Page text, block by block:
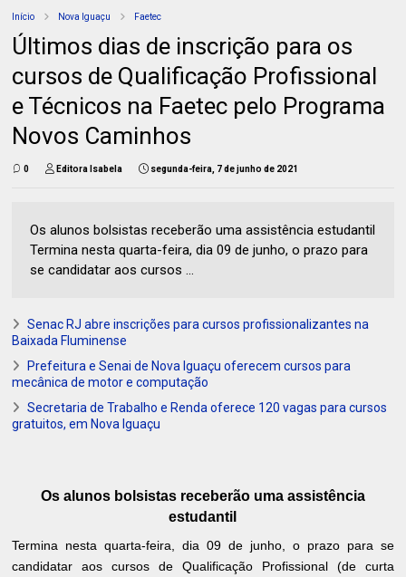
Início Nova Iguaçu Faetec
Últimos dias de inscrição para os
cursos de Qualificação Profissional
e Técnicos na Faetec pelo Programa
Novos Caminhos
0 Editora Isabela segunda-feira, 7 de junho de 2021
Os alunos bolsistas receberão uma assistência estudantil
Termina nesta quarta-feira, dia 09 de junho, o prazo para
se candidatar aos cursos ...
Senac RJ abre inscrições para cursos profissionalizantes na
Baixada Fluminense
Prefeitura e Senai de Nova Iguaçu oferecem cursos para
mecânica de motor e computação
Secretaria de Trabalho e Renda oferece 120 vagas para cursos
gratuitos, em Nova Iguaçu
Os alunos bolsistas receberão uma assistência
estudantil
Termina nesta quarta-feira, dia 09 de junho, o prazo para se
candidatar aos cursos de Qualificação Profissional (de curta